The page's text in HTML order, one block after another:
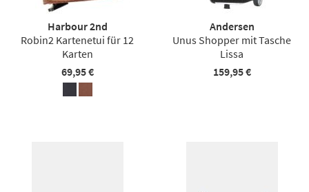
Harbour 2nd
Robin2 Kartenetui für 12
Karten
69,95 €
Andersen
Unus Shopper mit Tasche
Lissa
159,95 €